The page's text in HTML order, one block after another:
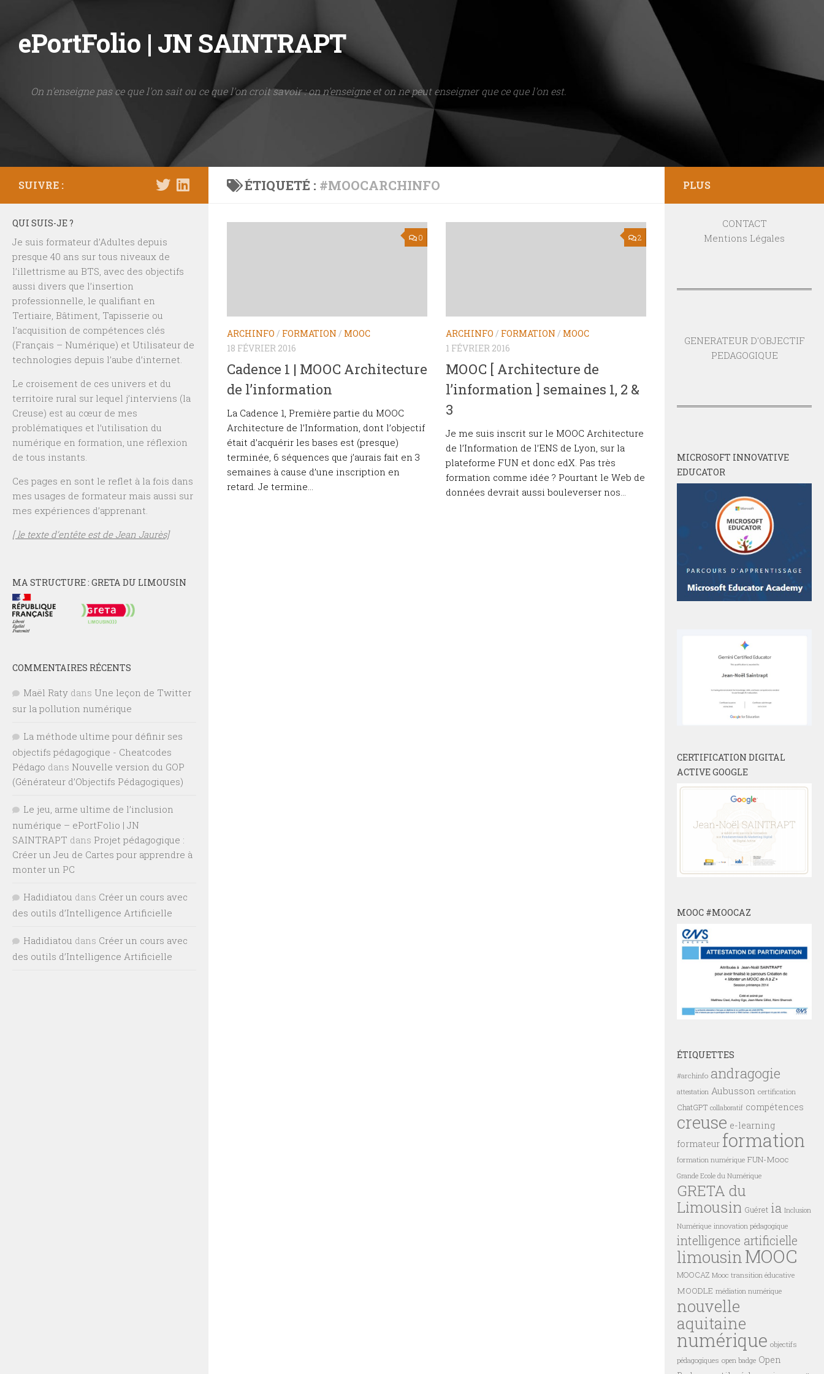
Skip to content
ePortFolio | JN SAINTRAPT
On n'enseigne pas ce que l'on sait ou ce que l'on croit savoir : on n'enseigne et on ne peut enseigner que ce que l'on est.
ÉTIQUETÉ : #MOOCARCHINFO
0
ARCHINFO / FORMATION / MOOC
18 FÉVRIER 2016
Cadence 1 | MOOC Architecture
de l’information
La Cadence 1, Première partie du MOOC
Architecture de l’Information, dont l’objectif
était d’acquérir les bases est (presque)
terminée, 6 séquences que j’aurais fait en 3
semaines à cause d’une inscription en
retard. Je termine...
2
ARCHINFO / FORMATION / MOOC
1 FÉVRIER 2016
MOOC [ Architecture de
l’information ] semaines 1, 2 &
3
Je me suis inscrit sur le MOOC Architecture
de l’Information de l’ENS de Lyon, sur la
plateforme FUN et donc edX. Pas très
formation comme idée ? Pourtant le Web de
données devrait aussi bouleverser nos...
SUIVRE :
QUI SUIS-JE ?
Je suis formateur d’Adultes depuis
presque 40 ans sur tous niveaux de
l’illettrisme au BTS, avec des objectifs
aussi divers que l’insertion
professionnelle, le qualifiant en
Tertiaire, Bâtiment, Tapisserie ou
l’acquisition de compétences clés
(Français – Numérique) et Utilisateur de
technologies depuis l’aube d’internet.
Le croisement de ces univers et du
territoire rural sur lequel j’interviens (la
Creuse) est au cœur de mes
problématiques et l’utilisation du
numérique en formation, une réflexion
de tous instants.
Ces pages en sont le reflet à la fois dans
mes usages de formateur mais aussi sur
mes expériences d’apprenant.
[ le texte d’entête est de Jean Jaurès]
MA STRUCTURE : GRETA DU LIMOUSIN
COMMENTAIRES RÉCENTS
Maël Raty dans Une leçon de Twitter
sur la pollution numérique
La méthode ultime pour définir ses
objectifs pédagogique - Cheatcodes
Pédago dans Nouvelle version du GOP
(Générateur d’Objectifs Pédagogiques)
Le jeu, arme ultime de l’inclusion
numérique – ePortFolio | JN
SAINTRAPT dans Projet pédagogique :
Créer un Jeu de Cartes pour apprendre à
monter un PC
Hadidiatou dans Créer un cours avec
des outils d’Intelligence Artificielle
Hadidiatou dans Créer un cours avec
des outils d’Intelligence Artificielle
PLUS
CONTACT
Mentions Légales
GENERATEUR D'OBJECTIF
PEDAGOGIQUE
MICROSOFT INNOVATIVE
EDUCATOR
CERTIFICATION DIGITAL
ACTIVE GOOGLE
MOOC #MOOCAZ
ÉTIQUETTES
#archinfo andragogie
attestation Aubusson certification
ChatGPT collaboratif compétences
creuse e-learning
formateur formation
formation numérique FUN-Mooc
Grande Ecole du Numérique
GRETA du
Limousin Guéret ia Inclusion
Numérique innovation pédagogique
intelligence artificielle
limousin MOOC
MOOCAZ Mooc transition éducative
MOODLE médiation numérique
nouvelle
aquitaine
numérique objectifs
pédagogiques open badge Open